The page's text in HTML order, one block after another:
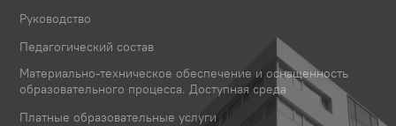
Руководство
Педагогический состав
Материально-техническое обеспечение и оснащенность
образовательного процесса. Доступная среда
Платные образовательные услуги